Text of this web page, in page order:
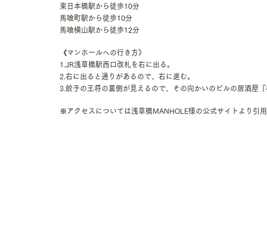
東日本橋駅から徒歩10分
馬喰町駅から徒歩10分
馬喰横山駅から徒歩12分
《マンホールへの行き方》
1.JR浅草橋駅西口改札を右に出る。
2.右に出ると通りがあるので、右に進む。
3.餃子の王将の裏側が見えるので、その向かいのビルの居酒屋
※アクセスについては浅草橋MANHOLE様の公式サイトより引